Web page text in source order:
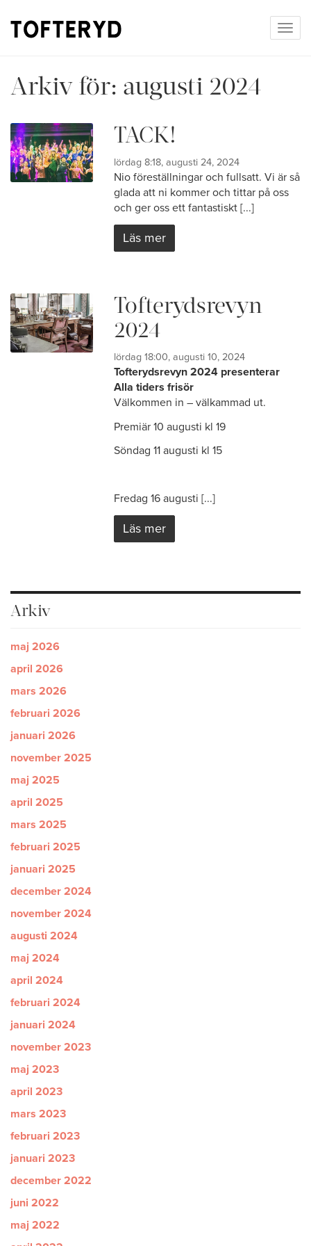
Arkiv för: augusti 2024
TACK!
lördag 8:18, augusti 24, 2024
Nio föreställningar och fullsatt. Vi är så
glada att ni kommer och tittar på oss
och ger oss ett fantastiskt [...]
Läs mer
Tofterydsrevyn
2024
lördag 18:00, augusti 10, 2024
Tofterydsrevyn 2024 presenterar
Alla tiders frisör
Välkommen in – välkammad ut.
Premiär 10 augusti kl 19
Söndag 11 augusti kl 15
Fredag 16 augusti [...]
Läs mer
Arkiv
maj 2026
april 2026
mars 2026
februari 2026
januari 2026
november 2025
maj 2025
april 2025
mars 2025
februari 2025
januari 2025
december 2024
november 2024
augusti 2024
maj 2024
april 2024
februari 2024
januari 2024
november 2023
maj 2023
april 2023
mars 2023
februari 2023
januari 2023
december 2022
juni 2022
maj 2022